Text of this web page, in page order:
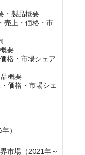
・製品概要
売上・価格・市
要
格・市場シェア
概要
価格・市場シェ
）
市場（2021年～